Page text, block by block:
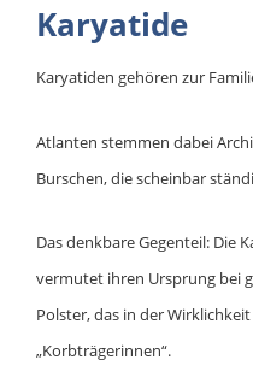
Karyatide
Karyatiden gehören zur
Atlanten stemmen dabei
Burschen, die scheinbar
Das denkbare Gegenteil: Die
vermutet ihren Ursprung bei
Polster, das in der
„Korbträgerinnen“.